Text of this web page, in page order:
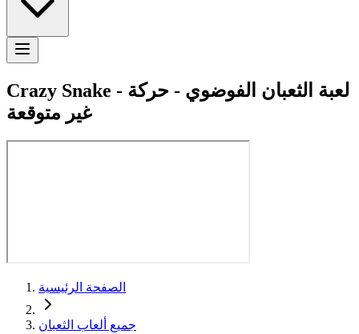
Crazy Snake - لعبة الثعبان الفوضوي - حركة
غير متوقعة
الصفحة الرئيسية
جميع ألعاب الثعبان